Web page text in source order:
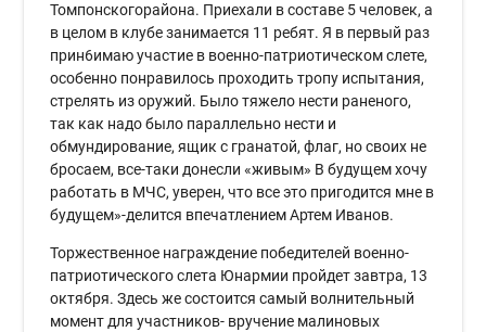
Томпонскогорайона. Приехали в составе 5 человек, а
в целом в клубе занимается 11 ребят. Я в первый раз
прин6имаю участие в военно-патриотическом слете,
особенно понравилось проходить тропу испытания,
стрелять из оружий. Было тяжело нести раненого,
так как надо было параллельно нести и
обмундирование, ящик с гранатой, флаг, но своих не
бросаем, все-таки донесли «живым» В будущем хочу
работать в МЧС, уверен, что все это пригодится мне в
будущем»-делится впечатлением Артем Иванов.
Торжественное награждение победителей военно-
патриотического слета Юнармии пройдет завтра, 13
октября. Здесь же состоится самый волнительный
момент для участников- вручение малиновых